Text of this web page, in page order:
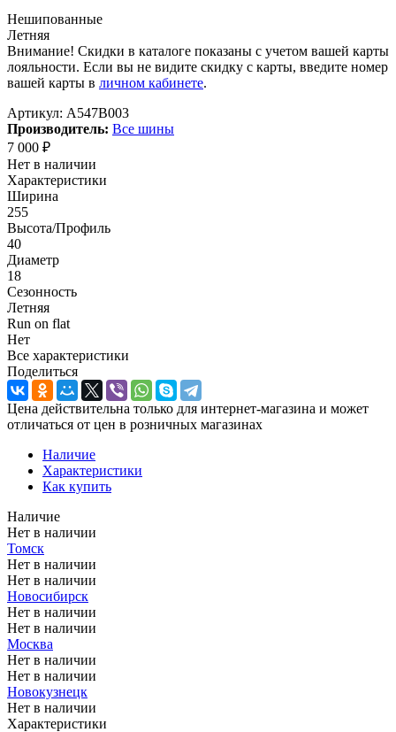
Нешипованные
Летняя
Внимание! Скидки в каталоге показаны с учетом вашей карты
лояльности. Если вы не видите скидку с карты, введите номер
вашей карты в личном кабинете.
Артикул: A547B003
Производитель: Все шины
7 000 ₽
Нет в наличии
Характеристики
Ширина
255
Высота/Профиль
40
Диаметр
18
Сезонность
Летняя
Run on flat
Нет
Все характеристики
Поделиться
Цена действительна только для интернет-магазина и может
отличаться от цен в розничных магазинах
Наличие
Характеристики
Как купить
Наличие
Нет в наличии
Томск
Нет в наличии
Нет в наличии
Новосибирск
Нет в наличии
Нет в наличии
Москва
Нет в наличии
Нет в наличии
Новокузнецк
Нет в наличии
Характеристики